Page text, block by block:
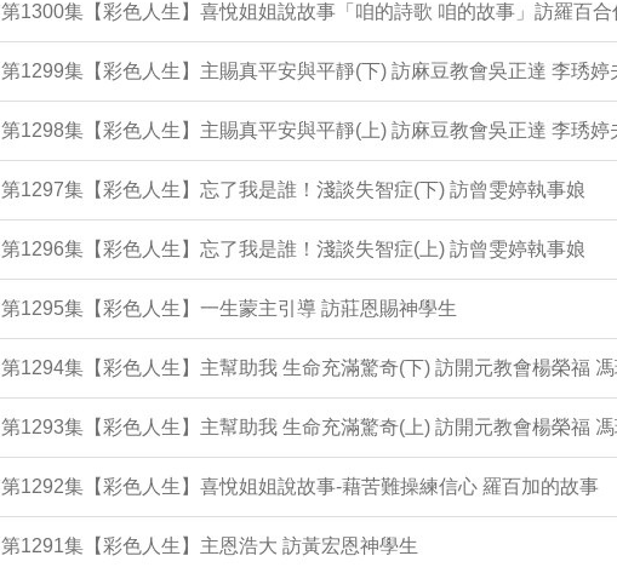
第1300集【彩色人生】喜悅姐姐說故事「咱的詩歌 咱的故事」訪羅百合
第1299集【彩色人生】主賜真平安與平靜(下) 訪麻豆教會吳正達 李琇婷
第1298集【彩色人生】主賜真平安與平靜(上) 訪麻豆教會吳正達 李琇婷
第1297集【彩色人生】忘了我是誰！淺談失智症(下) 訪曾雯婷執事娘
第1296集【彩色人生】忘了我是誰！淺談失智症(上) 訪曾雯婷執事娘
第1295集【彩色人生】一生蒙主引導 訪莊恩賜神學生
第1294集【彩色人生】主幫助我 生命充滿驚奇(下) 訪開元教會楊榮福
第1293集【彩色人生】主幫助我 生命充滿驚奇(上) 訪開元教會楊榮福
第1292集【彩色人生】喜悅姐姐說故事-藉苦難操練信心 羅百加的故事
第1291集【彩色人生】主恩浩大 訪黃宏恩神學生